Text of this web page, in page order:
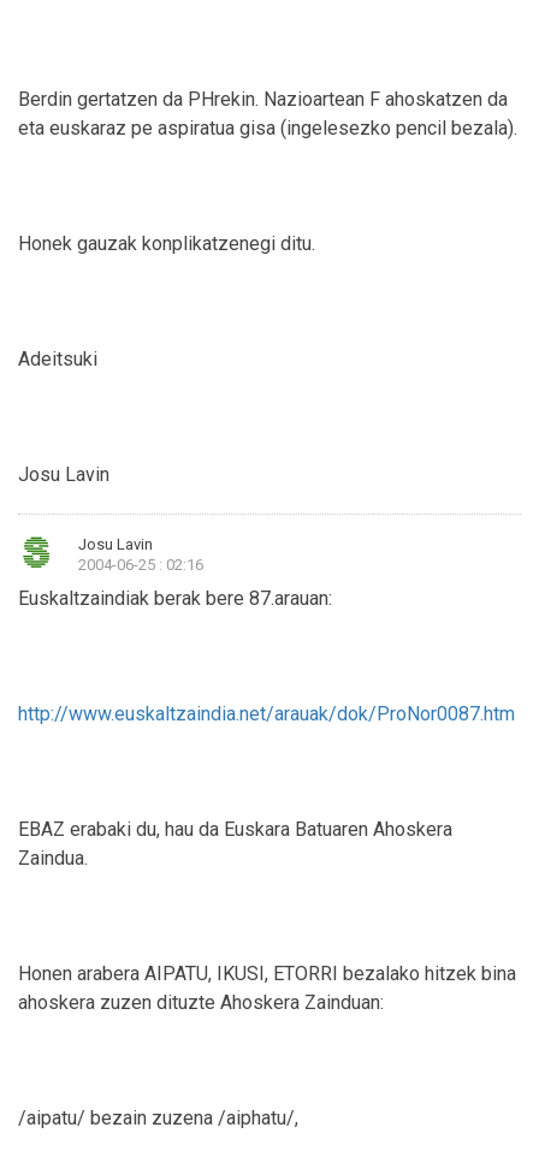
Berdin gertatzen da PHrekin. Nazioartean F ahoskatzen da
eta euskaraz pe aspiratua gisa (ingelesezko pencil bezala).
Honek gauzak konplikatzenegi ditu.
Adeitsuki
Josu Lavin
Josu Lavin
2004-06-25 : 02:16
Euskaltzaindiak berak bere 87.arauan:
http://www.euskaltzaindia.net/arauak/dok/ProNor0087.htm
EBAZ erabaki du, hau da Euskara Batuaren Ahoskera
Zaindua.
Honen arabera AIPATU, IKUSI, ETORRI bezalako hitzek bina
ahoskera zuzen dituzte Ahoskera Zainduan:
/aipatu/ bezain zuzena /aiphatu/,